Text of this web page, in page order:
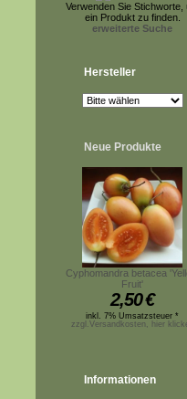
Verwenden Sie Stichworte,
ein Produkt zu finden.
erweiterte Suche
Hersteller
Neue Produkte
Cyphomandra betacea
Fruit'
2,50€
inkl. 7% Umsatzsteuer *
zzgl.Versandkosten, hier
Informationen